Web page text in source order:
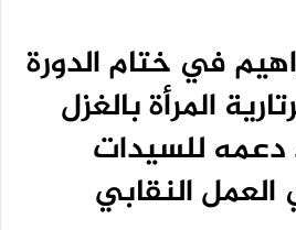
في ختام الدورة
المرأة بالغزل
دعمه للسيدات
النقابي